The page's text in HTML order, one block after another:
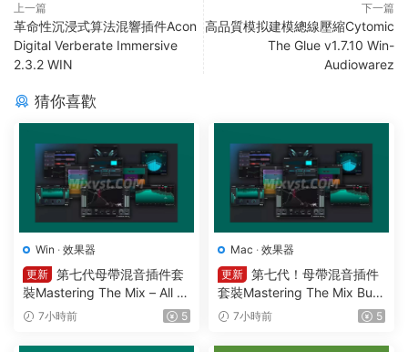
上一篇
革命性沉浸式算法混響插件Acon
Digital Verberate Immersive
2.3.2 WIN
下一篇
高品質模拟建模總線壓縮Cytomic
The Glue v1.7.10 Win-
Audiowarez
猜你喜歡
Win · 效果器
更新 第七代母帶混音插件套
裝Mastering The Mix – All Pl
ugins Bundle v2026.08.03
7小時前 5
Mac · 效果器
更新 第七代！母帶混音插件
套裝Mastering The Mix Bun
dle v2026.08.03 U2B MAC-
7小時前 5